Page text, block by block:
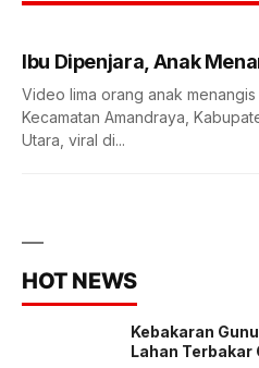
Ibu Dipenjara, Anak
Video lima orang anak
Kecamatan Amandraya,
Utara, viral di...
HOT NEWS
Kebakaran
Lahan Terbakar